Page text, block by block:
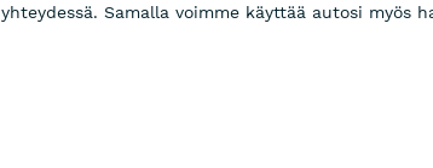
yhteydessä. Samalla voimme käyttää autosi myös